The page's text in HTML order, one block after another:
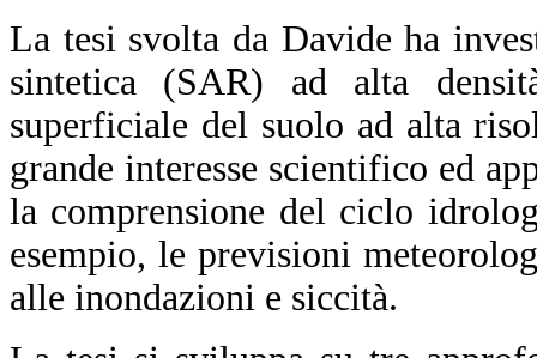
La tesi svolta da Davide ha
sintetica (SAR) ad alta
superficiale del suolo ad alta
grande interesse scientifico ed
la comprensione del ciclo
esempio, le previsioni
alle inondazioni e siccità.